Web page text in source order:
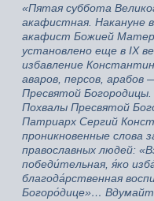
«Пятая суббота
акафистная. Накануне
акафист Божией
установлено еще в IX
избавление
аваров, персов, арабов
Пресвятой
Похвалы Пресвятой
Патриарх Сергий
проникновенные
православных людей:
победи́тельная, я́ко
благода́рственная
Богоро́дице»…